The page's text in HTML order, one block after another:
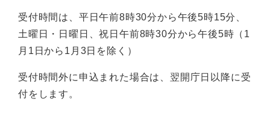
受付時間は、平日午前8時30分から午後5時15分、
土曜日・日曜日、祝日午前8時30分から午後5時（1
月1日から1月3日を除く）
受付時間外に申込まれた場合は、翌開庁日以降に受
付をします。